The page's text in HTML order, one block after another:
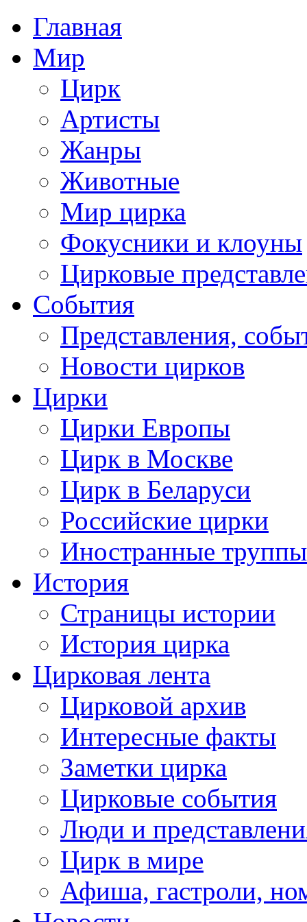
Главная
Мир
Цирк
Артисты
Жанры
Животные
Мир цирка
Фокусники и клоуны
Цирковые
События
Представления,
Новости цирков
Цирки
Цирки Европы
Цирк в Москве
Цирк в Беларуси
Российские цирки
Иностранные труппы
История
Страницы истории
История цирка
Цирковая лента
Цирковой архив
Интересные факты
Заметки цирка
Цирковые события
Люди и
Цирк в мире
Афиша, гастроли,